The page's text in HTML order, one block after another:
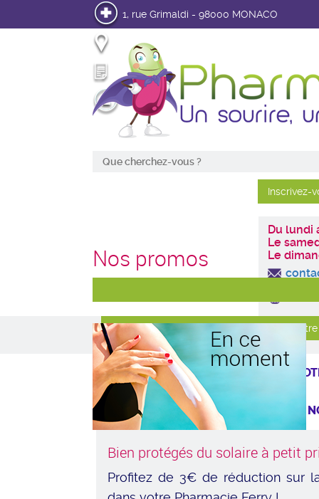
1, rue Grimaldi - 98000 MONACO
Infos pratiques
Mon Ordonnance en ligne
Mon Compte
Du lundi
Le
Le
Nos promos
Bien protégés du solaire à petit
Profitez de 3€ de réduction sur